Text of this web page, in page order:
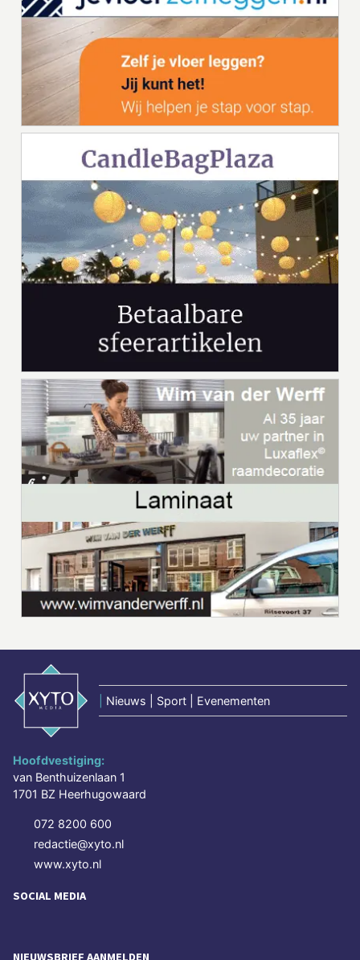
Nieuws | Sport | Evenementen
Hoofdvestiging:
van Benthuizenlaan 1
1701 BZ Heerhugowaard
072 8200 600
redactie@xyto.nl
www.xyto.nl
SOCIAL MEDIA
NIEUWSBRIEF AANMELDEN